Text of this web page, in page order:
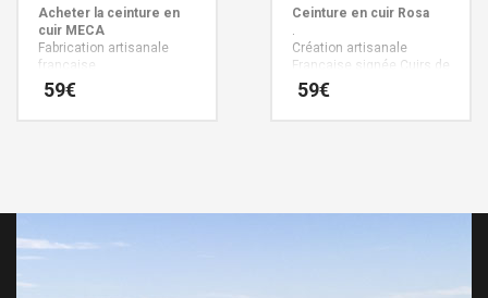
Acheter la ceinture en
cuir MECA
Fabrication artisanale
française
Tannage 100% végétal
59€
Ceinture en cuir Rosa
Création artisanale
Française signée Cuirs de
Schistes.
59€